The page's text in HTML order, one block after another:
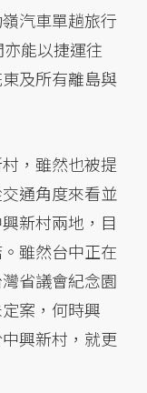
汽車單趟旅行
能以捷運往
及所有離島與
，雖然也被提
通角度來看並
新村兩地，目
雖然台中正在
省議會紀念園
案，何時興
興新村，就更